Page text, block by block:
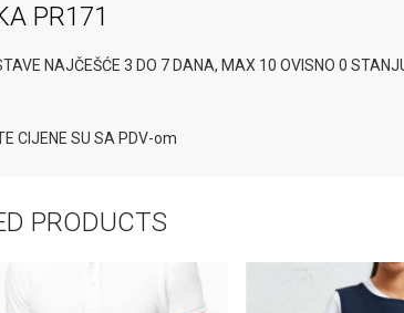
PR171
NAJČEŠĆE 3 DO 7 DANA, MAX 10 OVISNO 0
CIJENE SU SA PDV-om
PRODUCTS